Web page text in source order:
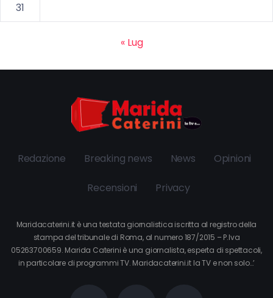
31
« Lug
Redazione Breaking news News Opinioni
Recensioni Privacy
Maridacaterini.it è una testata giornalistica iscritta al registro della
stampa del tribunale di Roma, al numero 187/2015 – P.Iva
05263700659. Marida Caterini è una giornalista, esperta di spettacoli,
in particolare di programmi TV. Maridacaterini.it la TV e non solo…’